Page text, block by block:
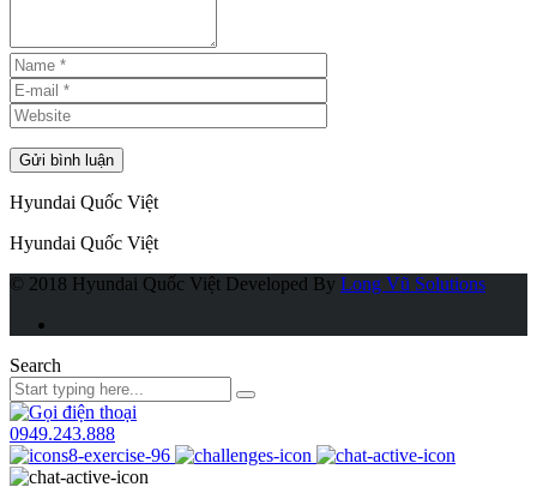
Hyundai Quốc Việt
Hyundai Quốc Việt
© 2018 Hyundai Quốc Việt Developed By Long Vũ Solutions
Search
0949.243.888